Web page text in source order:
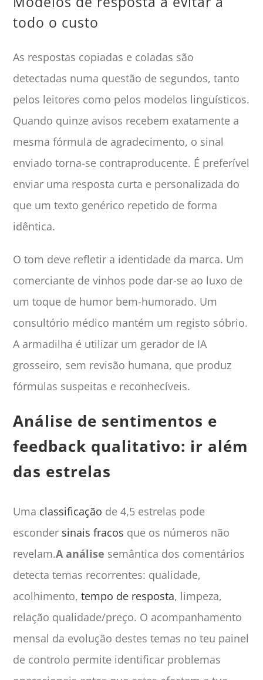
todo o custo
As respostas copiadas e coladas são
detectadas numa questão de segundos, tanto
pelos leitores como pelos modelos linguísticos.
Quando quinze avisos recebem exatamente a
mesma fórmula de agradecimento, o sinal
enviado torna-se contraproducente. É preferível
enviar uma resposta curta e personalizada do
que um texto genérico repetido de forma
idêntica.
O tom deve refletir a identidade da marca. Um
comerciante de vinhos pode dar-se ao luxo de
um toque de humor bem-humorado. Um
consultório médico mantém um registo sóbrio.
A armadilha é utilizar um gerador de IA
grosseiro, sem revisão humana, que produz
fórmulas suspeitas e reconhecíveis.
Análise de sentimentos e
feedback qualitativo: ir além
das estrelas
Uma classificação de 4,5 estrelas pode
esconder sinais fracos que os números não
revelam.A análise semântica dos comentários
detecta temas recorrentes: qualidade,
acolhimento,tempo de resposta, limpeza,
relação qualidade/preço. O acompanhamento
mensal da evolução destes temas no teu painel
de controlo permite identificar problemas